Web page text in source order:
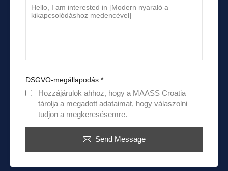
DSGVO-megállapodás *
Hozzájárulok ahhoz, hogy a MAASS Croatia
tárolja a megadott adataimat, hogy válaszolni
tudjon a megkeresésemre.
Send Message